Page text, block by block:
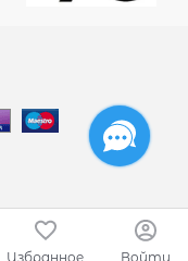
Избранное Войти